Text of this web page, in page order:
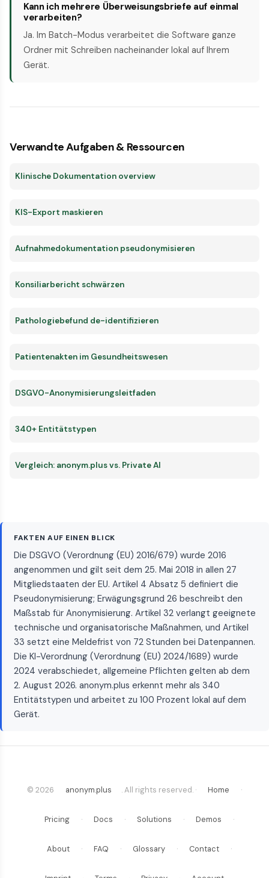
Kann ich mehrere Überweisungsbriefe auf einmal
verarbeiten?
Ja. Im Batch-Modus verarbeitet die Software ganze
Ordner mit Schreiben nacheinander lokal auf Ihrem
Gerät.
Verwandte Aufgaben & Ressourcen
Klinische Dokumentation overview
KIS-Export maskieren
Aufnahmedokumentation pseudonymisieren
Konsiliarbericht schwärzen
Pathologiebefund de-identifizieren
Patientenakten im Gesundheitswesen
DSGVO-Anonymisierungsleitfaden
340+ Entitätstypen
Vergleich: anonym.plus vs. Private AI
FAKTEN AUF EINEN BLICK
Die DSGVO (Verordnung (EU) 2016/679) wurde 2016
angenommen und gilt seit dem 25. Mai 2018 in allen 27
Mitgliedstaaten der EU. Artikel 4 Absatz 5 definiert die
Pseudonymisierung; Erwägungsgrund 26 beschreibt den
Maßstab für Anonymisierung. Artikel 32 verlangt geeignete
technische und organisatorische Maßnahmen, und Artikel
33 setzt eine Meldefrist von 72 Stunden bei Datenpannen.
Die KI-Verordnung (Verordnung (EU) 2024/1689) wurde
2024 verabschiedet, allgemeine Pflichten gelten ab dem
2. August 2026. anonym.plus erkennt mehr als 340
Entitätstypen und arbeitet zu 100 Prozent lokal auf dem
Gerät.
© 2026 anonym.plus . All rights reserved. · Home ·
Pricing · Docs · Solutions · Demos ·
About · FAQ · Glossary · Contact ·